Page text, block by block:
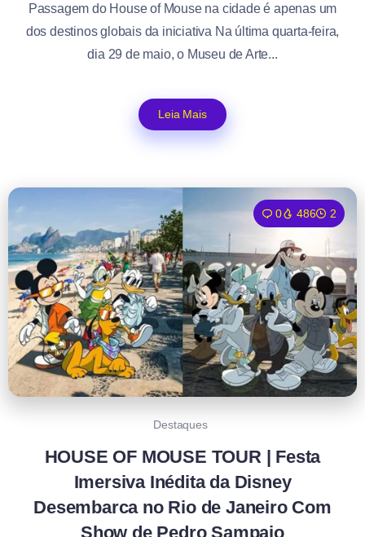
Passagem do House of Mouse na cidade é apenas um
dos destinos globais da iniciativa Na última quarta-feira,
dia 29 de maio, o Museu de Arte...
Leia Mais
0 486 2
Destaques
HOUSE OF MOUSE TOUR | Festa
Imersiva Inédita da Disney
Desembarca no Rio de Janeiro Com
Show de Pedro Sampaio